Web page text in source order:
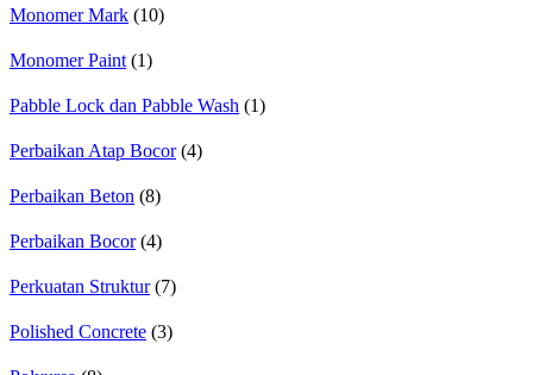
Monomer Mark (10)
Monomer Paint(1)
Pabble Lock dan Pabble Wash (1)
Perbaikan Atap Bocor(4)
Perbaikan Beton (8)
Perbaikan Bocor(4)
Perkuatan Struktur(7)
Polished Concrete (3)